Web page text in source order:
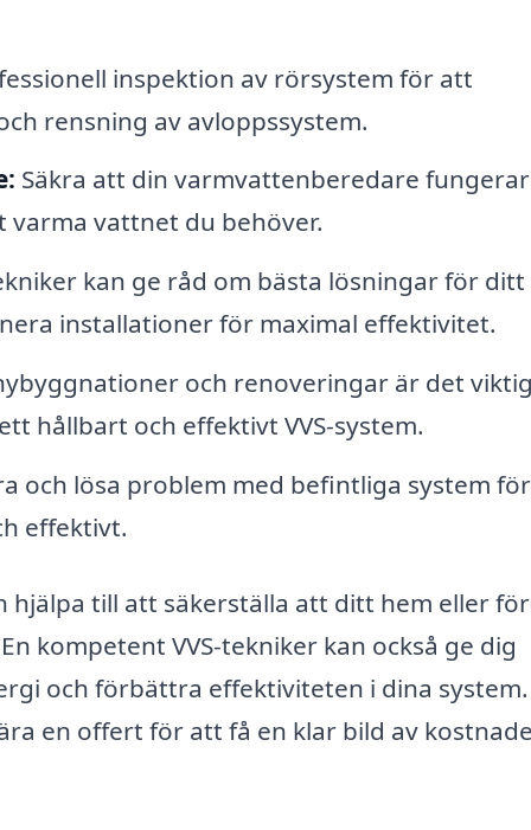
inspektion av rörsystem för att
rensning av avloppssystem.
Säkra att din varmvattenberedare fungerar
vattnet du behöver.
kan ge råd om bästa lösningar för ditt
installationer för maximal effektivitet.
och renoveringar är det
hållbart och effektivt VVS-system.
och lösa problem med befintliga system
effektivt.
hjälpa till att säkerställa att ditt hem eller
kompetent VVS-tekniker kan också ge dig
och förbättra effektiviteten i dina system.
en offert för att få en klar bild av